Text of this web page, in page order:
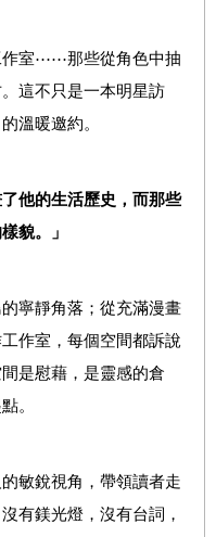
作室⋯⋯那些從角色中抽
這不只是一本明星訪
溫暖邀約。
他的生活歷史，而那些
貌。」
寧靜角落；從充滿漫畫
作室，每個空間都訴說
是慰藉，是靈感的倉
。
敏銳視角，帶領讀者走
有鎂光燈，沒有台詞，